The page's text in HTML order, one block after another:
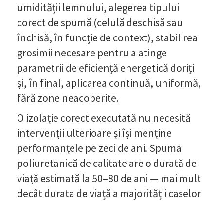
umidității lemnului, alegerea tipului
corect de spumă (celulă deschisă sau
închisă, în funcție de context), stabilirea
grosimii necesare pentru a atinge
parametrii de eficiență energetică doriți
și, în final, aplicarea continuă, uniformă,
fără zone neacoperite.
O izolație corect executată nu necesită
intervenții ulterioare și își menține
performanțele pe zeci de ani. Spuma
poliuretanică de calitate are o durată de
viață estimată la 50–80 de ani — mai mult
decât durata de viață a majorității caselor